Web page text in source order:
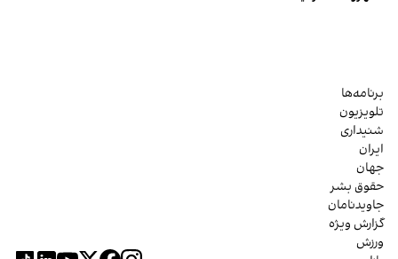
برنامه‌ها
تلویزیون
شنیداری
ایران
جهان
حقوق بشر
جاویدنامان
گزارش ویژه
ورزش